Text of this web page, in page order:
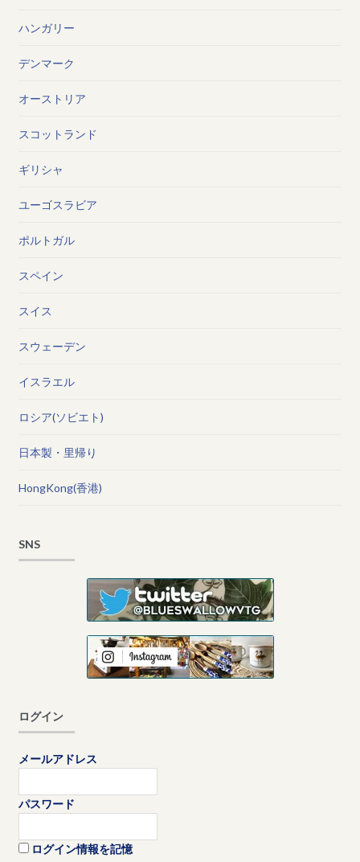
ハンガリー
デンマーク
オーストリア
スコットランド
ギリシャ
ユーゴスラビア
ポルトガル
スペイン
スイス
スウェーデン
イスラエル
ロシア(ソビエト)
日本製・里帰り
HongKong(香港)
SNS
ログイン
メールアドレス
パスワード
ログイン情報を記憶